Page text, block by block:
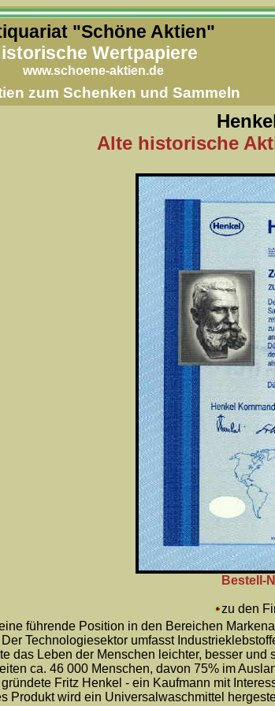
"Schöne Aktien"
Wertpapiere
www.schoene-aktien.de
zum Schenken und Sammeln
Alte historische
Bestell-
zu den
führende Position in den Bereichen
Technologiesektor umfasst
das Leben der Menschen leichter, besser
ca. 46 000 Menschen, davon 75% im
Fritz Henkel - ein Kaufmann mit
Produkt wird ein Universalwaschmittel